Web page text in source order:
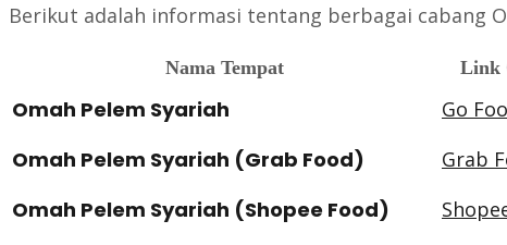
Berikut adalah informasi tentang berbagai cabang
Nama Tempat Link
Omah Pelem Syariah Go
Omah Pelem Syariah (Grab Food) Grab
Omah Pelem Syariah (Shopee Food)